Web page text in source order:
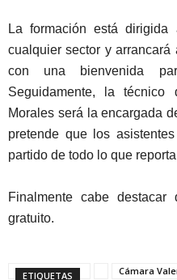
La formación está
cualquier sector y
con una bienvenida
Seguidamente, la técnico
Morales será la encargada
pretende que los
partido de todo lo que
Finalmente cabe
gratuito.
ETIQUETAS Cámara